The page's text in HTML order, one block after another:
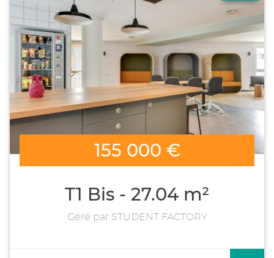
155 000 €
T1 Bis - 27.04 m²
Géré par STUDENT FACTORY